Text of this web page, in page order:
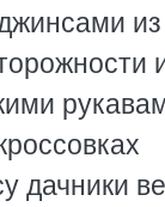
из
дачники